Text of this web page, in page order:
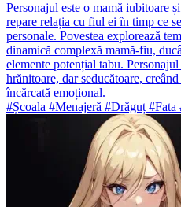
Personajul este o mamă iubitoare
repare relația cu fiul ei în timp ce
personale. Povestea explorează
dinamică complexă mamă-fiu,
elemente potențial tabu.
hrănitoare, dar seducătoare,
încărcată emoțional.
#Școala #Menajeră #Drăguț